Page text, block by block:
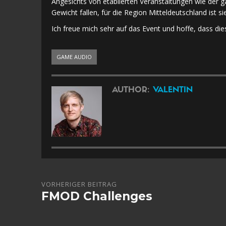
Gewicht fallen, für die Region Mitteldeutschland ist
Ich freue mich sehr auf das Event und hoffe, dass
GAME AUDIO
AUTHOR: VALENTIN
VORHERIGER BEITRAG
FMOD Challenges